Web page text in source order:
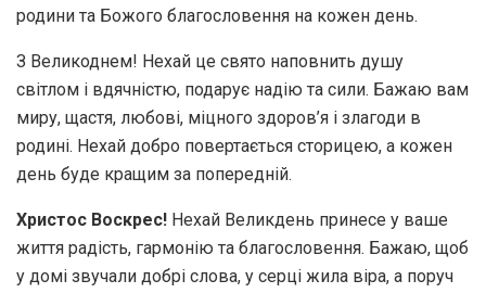
родини та Божого благословення на кожен день.
З Великоднем! Нехай це свято наповнить душу
світлом і вдячністю, подарує надію та сили. Бажаю вам
миру, щастя, любові, міцного здоров’я і злагоди в
родині. Нехай добро повертається сторицею, а кожен
день буде кращим за попередній.
Христос Воскрес! Нехай Великдень принесе у ваше
життя радість, гармонію та благословення. Бажаю, щоб
у домі звучали добрі слова, у серці жила віра, а поруч